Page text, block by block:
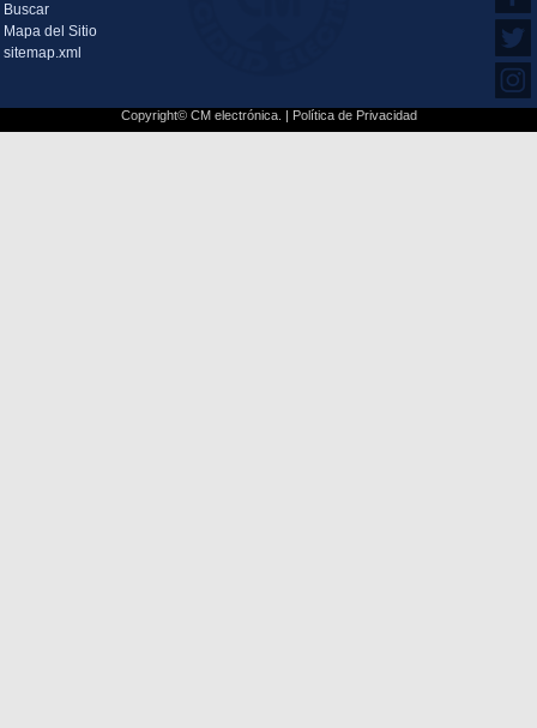
Buscar
Mapa del Sitio
sitemap.xml
Copyright© CM electrónica. | Política de Privacidad